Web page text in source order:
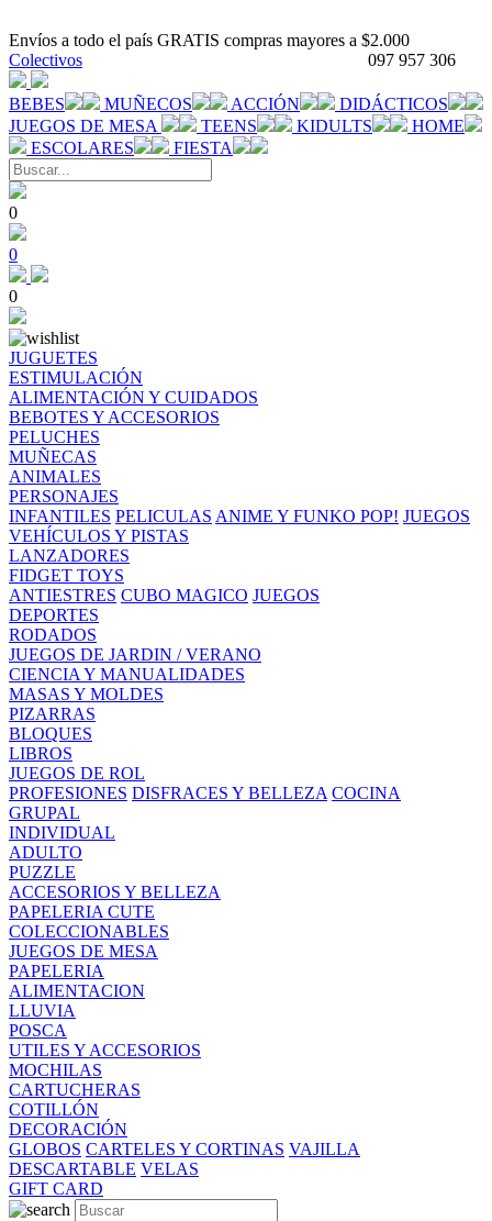
Envíos a todo el país GRATIS compras mayores a $2.000
097 957 306
Colectivos
BEBES MUÑECOS ACCIÓN
DIDÁCTICOS
JUEGOS DE MESA
TEENS KIDULTS
HOME
ESCOLARES
FIESTA
0
0
0
JUGUETES
ESTIMULACIÓN
ALIMENTACIÓN Y CUIDADOS
BEBOTES Y ACCESORIOS
PELUCHES
MUÑECAS
ANIMALES
PERSONAJES
INFANTILES PELICULAS ANIME Y FUNKO POP! JUEGOS
VEHÍCULOS Y PISTAS
LANZADORES
FIDGET TOYS
ANTIESTRES CUBO MAGICO JUEGOS
DEPORTES
RODADOS
JUEGOS DE JARDIN / VERANO
CIENCIA Y MANUALIDADES
MASAS Y MOLDES
PIZARRAS
BLOQUES
LIBROS
JUEGOS DE ROL
PROFESIONES DISFRACES Y BELLEZA COCINA
GRUPAL
INDIVIDUAL
ADULTO
PUZZLE
ACCESORIOS Y BELLEZA
PAPELERIA CUTE
COLECCIONABLES
JUEGOS DE MESA
PAPELERIA
ALIMENTACION
LLUVIA
POSCA
UTILES Y ACCESORIOS
MOCHILAS
CARTUCHERAS
COTILLÓN
DECORACIÓN
GLOBOS CARTELES Y CORTINAS VAJILLA
DESCARTABLE VELAS
GIFT CARD